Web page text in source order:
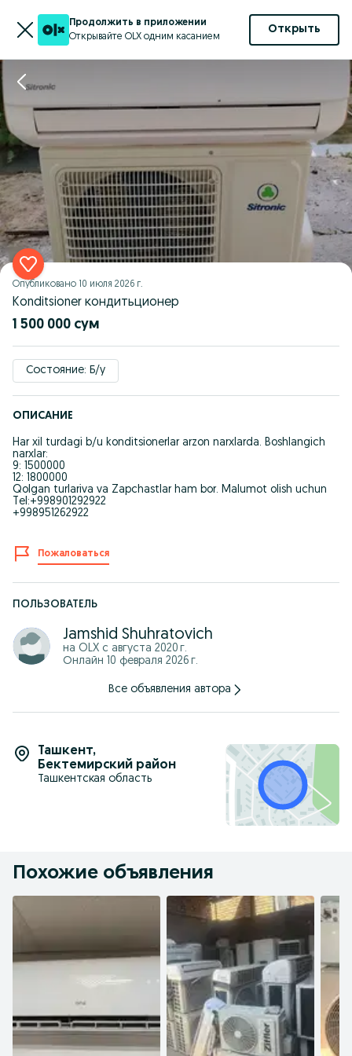
Продолжить в приложении
Открывайте OLX одним касанием
Открыть
Опубликовано 10 июля 2026 г.
Konditsioner кондитьционер
1 500 000 сум
Состояние: Б/у
ОПИСАНИЕ
Har xil turdagi b/u konditsionerlar arzon narxlarda. Boshlangich
narxlar:
9: 1500000
12: 1800000
Qolgan turlariva va Zapchastlar ham bor. Malumot olish uchun
Tel:+998901292922
+998951262922
Пожаловаться
ПОЛЬЗОВАТЕЛЬ
Jamshid Shuhratovich
на OLX с августа 2020 г.
Онлайн 10 февраля 2026 г.
Все объявления автора
Ташкент,
Бектемирский район
Ташкентская область
Похожие объявления